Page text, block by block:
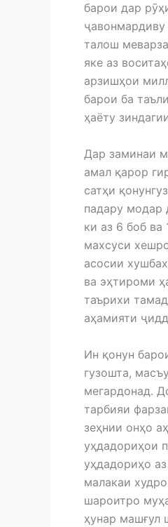
барои дар
ҷавонмардиву
талош
яке аз
арзишҳои
барои ба
ҳаёту
Дар заминаи
амал қарор
сатҳи
падару модар
ки аз 6 боб ва
махсуси
асосии
ва эҳтироми
таърихи
аҳамияти
Ин қонун
гузошта,
мегардонад.
тарбияи
зеҳнии онҳо
уҳдадориҳои
уҳдадориҳо
малакаи
шароитро
ҳунар машғул